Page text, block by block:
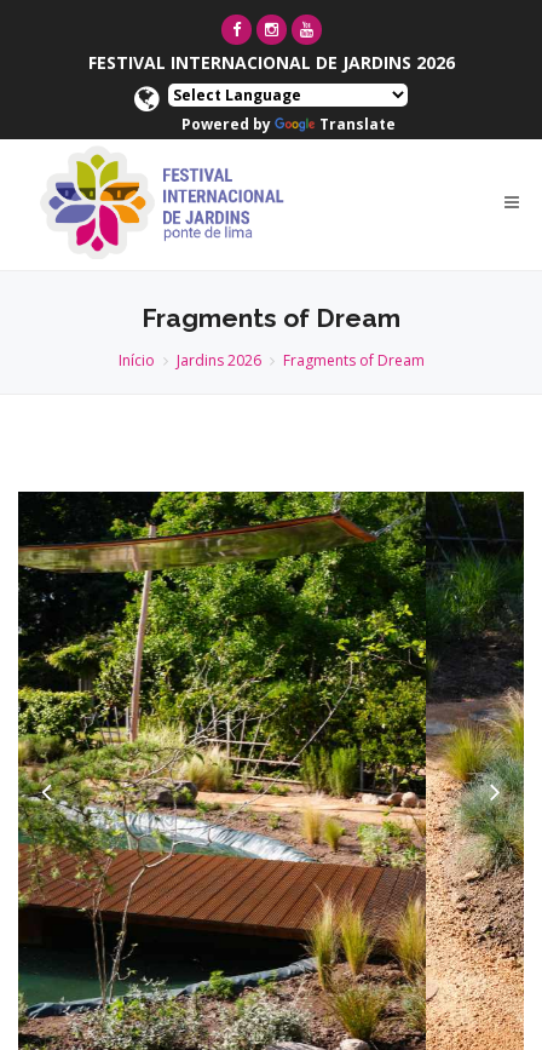
FESTIVAL INTERNACIONAL DE JARDINS 2026
Powered by Translate
Fragments of Dream
Início Jardins 2026 Fragments of Dream
Anterior